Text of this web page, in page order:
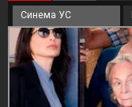
Синема УС